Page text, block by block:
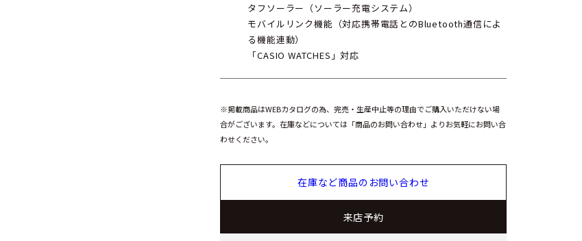
タフソーラー（ソーラー充電システム）
モバイルリンク機能（対応携帯電話とのBluetooth通信によ
る機能連動）
「CASIO WATCHES」対応
※掲載商品はWEBカタログの為、完売・生産中止等の理由でご購入いただけない場
合がございます。在庫などについては「商品のお問い合わせ」よりお気軽にお問い合
わせください。
在庫など商品のお問い合わせ
来店予約